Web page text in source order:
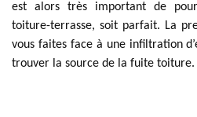
est alors très important de
toiture-terrasse, soit parfait. La
vous faites face à une infiltration
trouver la source de la fuite toiture.